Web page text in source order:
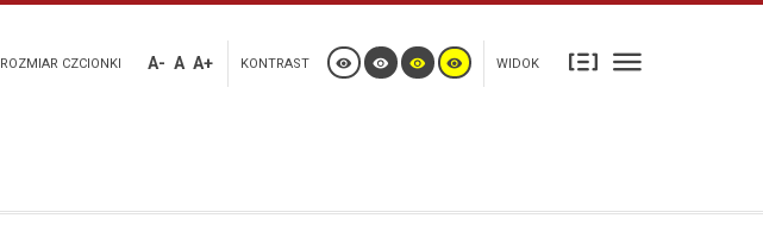
ROZMIAR CZCIONKI A- A A+ KONTRAST WIDOK